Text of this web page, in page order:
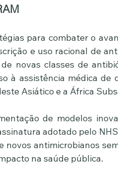
para combater o
e uso racional de
novas classes de
à assistência médica de
Asiático e a África
de modelos
adotado pelo
antimicrobianos
na saúde pública.